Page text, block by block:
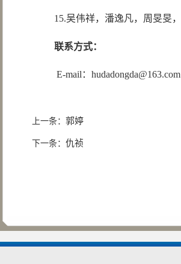
15.吴伟祥，潘逸凡，周旻旻，
联系方式：
E-mail：hudadongda@163.com
上一条： 郭婷
下一条： 仇祯